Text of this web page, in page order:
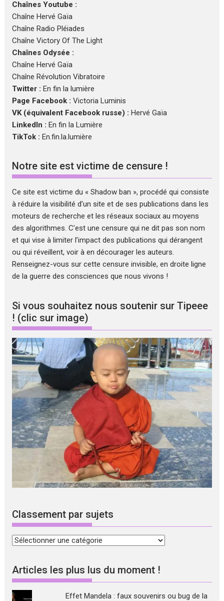
Chaînes Youtube :
Chaîne Hervé Gaïa
Chaîne Radio Pléiades
Chaîne Victory Of The Light
Chaînes Odysée :
Chaîne Hervé Gaïa
Chaîne Révolution Vibratoire
Twitter : En fin la lumière
Page Facebook : Victoria Luminis
VK (équivalent Facebook russe) : Hervé Gaïa
LinkedIn : En fin la Lumière
TikTok : En.fin.la.lumière
Notre site est victime de censure !
Ce site est victime du « Shadow ban », procédé qui consiste
à réduire la visibilité d’un site et de ses publications dans les
moteurs de recherche et les réseaux sociaux au moyens
des algorithmes. C’est une censure qui ne dit pas son nom
et qui vise à limiter l’impact des publications qui dérangent
ou qui réveillent, voir à en décourager les auteurs.
Renseignez-vous sur cette censure invisible, en droite ligne
de la guerre des consciences que nous vivons !
Si vous souhaitez nous soutenir sur Tipeee
! (clic sur image)
Classement par sujets
Classement
sujets
Articles les plus lus du moment !
Effet Mandela : faux souvenirs ou bug de la